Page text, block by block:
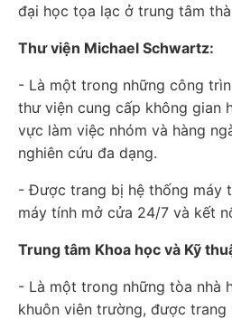
đại học tọa lạc ở trung tâm
Thư viện Michael Schwartz:
- Là một trong những công
thư viện cung cấp không gian
vực làm việc nhóm và hàng
nghiên cứu đa dạng.
- Được trang bị hệ thống máy
máy tính mở cửa 24/7 và kết
Trung tâm Khoa học và Kỹ
- Là một trong những tòa nhà
khuôn viên trường, được